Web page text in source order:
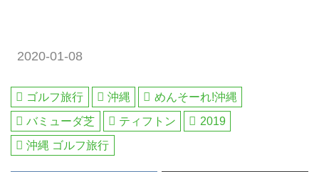
2020-01-08
ゴルフ旅行 沖縄
めんそーれ!沖縄
バミューダ芝
ティフトン
2019
沖縄 ゴルフ旅行